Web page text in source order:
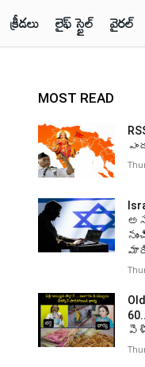
క్రీడలు లైఫ్ స్టైల్ వైరల్
MOST READ